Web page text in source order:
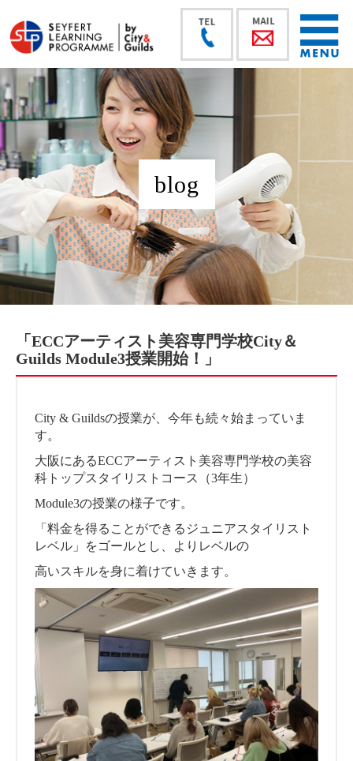
blog
「ECCアーティスト美容専門学校City＆
Guilds Module3授業開始！」
City & Guildsの授業が、今年も続々始まっていま
す。
大阪にあるECCアーティスト美容専門学校の美容
科トップスタイリストコース（3年生）
Module3の授業の様子です。
「料金を得ることができるジュニアスタイリスト
レベル」をゴールとし、よりレベルの
高いスキルを身に着けていきます。